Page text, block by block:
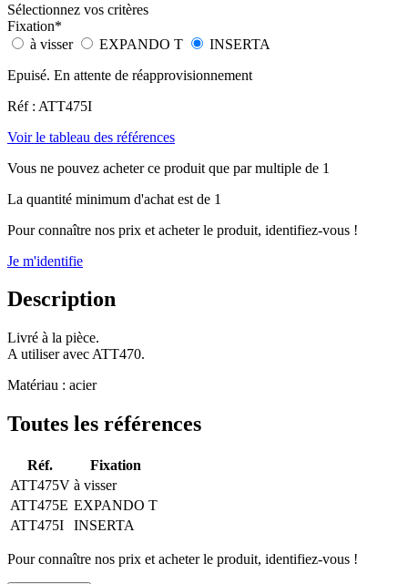
Sélectionnez vos critères
Fixation*
à visser
EXPANDO T
INSERTA
Epuisé. En attente de réapprovisionnement
Réf : ATT475I
Voir le tableau des références
Vous ne pouvez acheter ce produit que par multiple de 1
La quantité minimum d'achat est de 1
Pour connaître nos prix et acheter le produit, identifiez-vous !
Je m'identifie
Description
Livré à la pièce.
A utiliser avec ATT470.
Matériau : acier
Toutes les références
Réf.
Fixation
ATT475V à visser
ATT475E EXPANDO T
ATT475I
INSERTA
Pour connaître nos prix et acheter le produit, identifiez-vous !